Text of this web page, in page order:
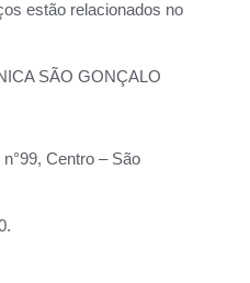
estão relacionados no
SÃO GONÇALO
Centro – São